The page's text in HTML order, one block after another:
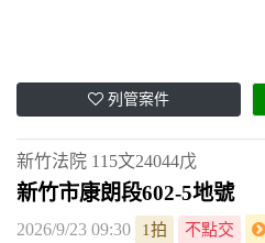
列管案件
新竹法院 115文24044戊
新竹市康朗段602-5地號
2026/9/23 09:30 1拍 不點交